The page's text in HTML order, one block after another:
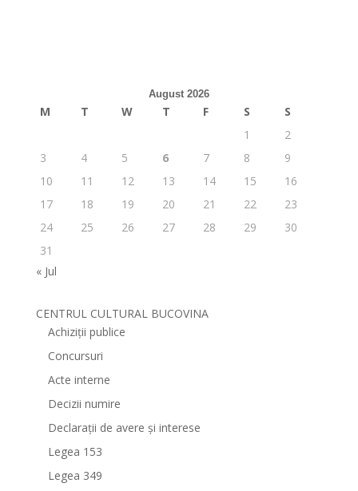
August 2026
M T W T F S
S
1
2
3
4 5 6 7 8
9
10
11 12 13 14 15
16
17
18 19 20 21 22
23
24
25 26 27 28 29
30
31
« Jul
CENTRUL CULTURAL BUCOVINA
Achiziții publice
Concursuri
Acte interne
Decizii numire
Declarații de avere și interese
Legea 153
Legea 349